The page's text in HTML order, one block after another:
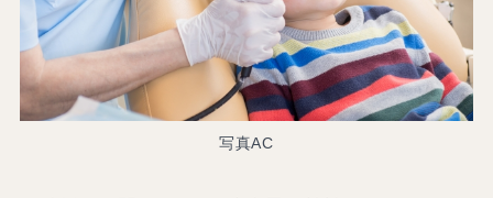
写真AC